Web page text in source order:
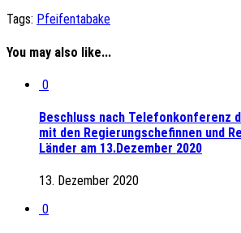
Tags: Pfeifentabake
You may also like...
0
Beschluss nach Telefonkonferenz
mit den Regierungschefinnen und
Länder am 13.Dezember 2020
13. Dezember 2020
0